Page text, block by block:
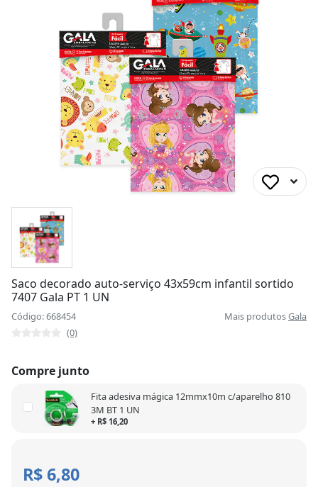
Saco decorado auto-serviço 43x59cm infantil sortido
7407 Gala PT 1 UN
Código: 668454 Mais produtosGala
(0)
Compre junto
Fita adesiva mágica 12mmx10m c/aparelho 810
3M BT 1 UN
+ R$ 16,20
R$ 6,80